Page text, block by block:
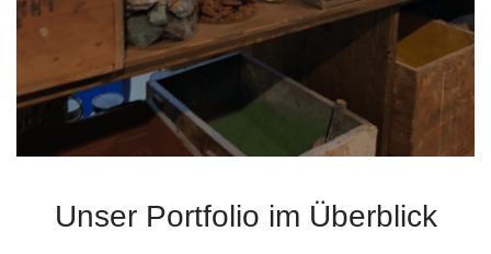
Unser Portfolio im Überblick